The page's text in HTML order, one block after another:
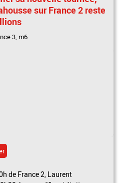
sur France 2 reste
3, m6
de France 2, Laurent